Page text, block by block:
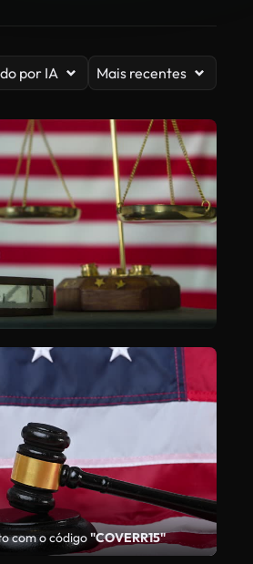
por IA Mais recentes
com o código"COVERR15"